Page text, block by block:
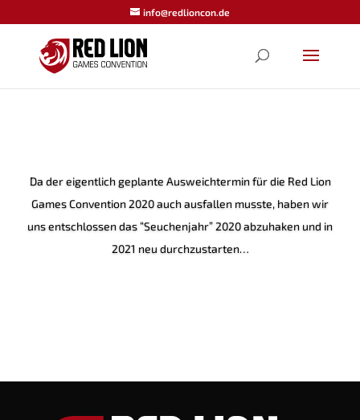
info@redlioncon.de
Da der eigent­lich geplan­te Aus­weich­ter­min für die Red Lion
Games Con­ven­ti­on 2020 auch aus­fal­len muss­te, haben wir
uns ent­schlos­sen das “Seu­chen­jahr” 2020 abzu­ha­ken und in
2021 neu durchzustarten…